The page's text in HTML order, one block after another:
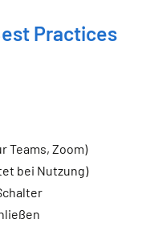
Practices
Teams, Zoom)
bei Nutzung)